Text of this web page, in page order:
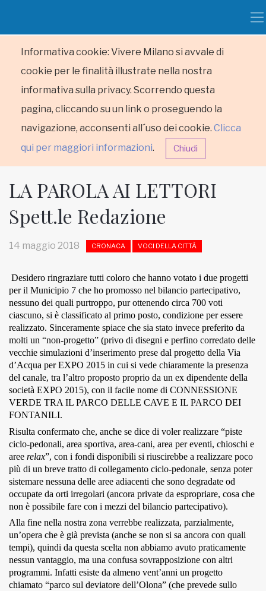
Informativa cookie: Vivere Milano si avvale di
cookie per le finalità illustrate nella nostra
informativa sulla privacy. Scorrendo questa
pagina, cliccando su un link o proseguendo la
navigazione, acconsenti all´uso dei cookie. Clicca
qui per maggiori informazioni. Chiudi
HOME
MUNICIPI
Inviateci le vostre segnalazioni
Iscriviti alla newsletter
www.viveremilano.info
Fondato e diretto da Enzo De
EDB edizioni - Via Brivio angolo C.
Imbonati, 89 20159 Milano (Italia)
Informativa sulla privacy
LA PAROLA AI LETTORI
Spett.le Redazione
14 maggio 2018 CRONACA VOCI DELLA CITTÀ
Desidero ringraziare tutti coloro che hanno votato i due progetti
per il Municipio 7 che ho promosso nel bilancio partecipativo,
nessuno dei quali purtroppo, pur ottenendo circa 700 voti
ciascuno, si è classificato al primo posto, condizione per essere
realizzato. Sinceramente spiace che sia stato invece preferito da
molti un “non-progetto” (privo di disegni e perfino corredato delle
vecchie simulazioni d’inserimento prese dal progetto della Via
d’Acqua per EXPO 2015 in cui si vede chiaramente la presenza
del canale, tra l’altro proposto proprio da un ex dipendente della
società EXPO 2015), con il facile nome di CONNESSIONE
VERDE TRA IL PARCO DELLE CAVE E IL PARCO DEI
FONTANILI.
Risulta confermato che, anche se dice di voler realizzare “piste
ciclo-pedonali, area sportiva, area-cani, area per eventi, chioschi e
aree relax”, con i fondi disponibili si riuscirebbe a realizzare poco
più di un breve tratto di collegamento ciclo-pedonale, senza poter
sistemare nessuna delle aree adiacenti che sono degradate od
occupate da orti irregolari (ancora private da espropriare, cosa che
non è possibile fare con i mezzi del bilancio partecipativo).
Alla fine nella nostra zona verrebbe realizzata, parzialmente,
un’opera che è già prevista (anche se non si sa ancora con quali
tempi), quindi da questa scelta non abbiamo avuto praticamente
nessun vantaggio, ma una confusa sovrapposizione con altri
programmi. Infatti esiste da almeno vent’anni un progetto
chiamato “parco sul deviatore dell’Olona” (che prevede sullo